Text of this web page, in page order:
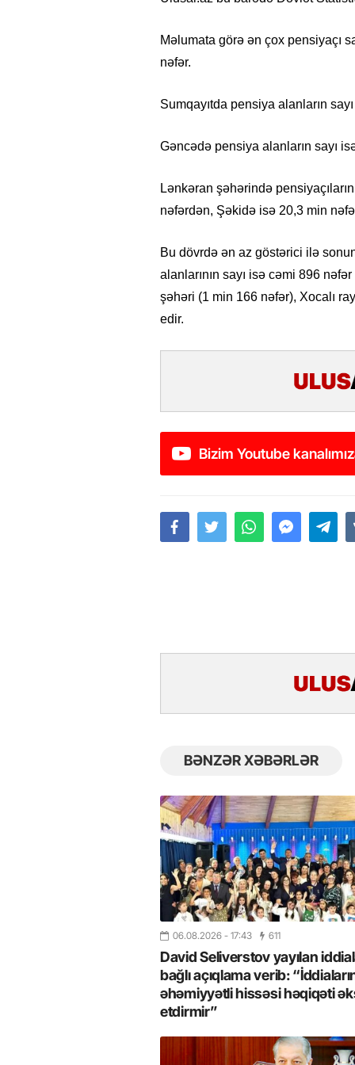
Məlumata görə ən çox pensiyaçı
nəfər.
Sumqayıtda pensiya alanların
Gəncədə pensiya alanların sayı
Lənkəran şəhərində
nəfərdən, Şəkidə isə 20,3 min
Bu dövrdə ən az göstərici ilə
alanlarının sayı isə cəmi 896
şəhəri (1 min 166 nəfər), Xocalı
edir.
Bizim Youtube
BƏNZƏR XƏBƏRLƏR
06.08.2026 - 17:43 611
David Seliverstov yayılan
bağlı açıqlama verib:
əhəmiyyətli hissəsi həqiqəti
etdirmir”
14.05.2026- 10:58 347
“ABŞ və Qərb Çinin daha
istəmir”- VİDEO